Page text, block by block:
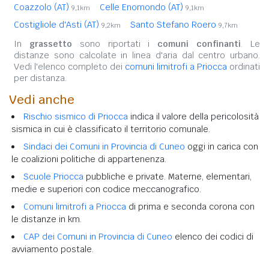
Coazzolo (AT) 9,1km Celle Enomondo (AT) 9,1km
Costigliole d'Asti (AT) 9,2km Santo Stefano Roero 9,7km
In grassetto sono riportati i comuni confinanti. Le
distanze sono calcolate in linea d'aria dal centro urbano.
Vedi l'elenco completo dei comuni limitrofi a Priocca ordinati
per distanza.
Vedi anche
Rischio sismico di Priocca indica il valore della pericolosità
sismica in cui è classificato il territorio comunale.
Sindaci dei Comuni in Provincia di Cuneo oggi in carica con
le coalizioni politiche di appartenenza.
Scuole Priocca pubbliche e private. Materne, elementari,
medie e superiori con codice meccanografico.
Comuni limitrofi a Priocca di prima e seconda corona con
le distanze in km.
CAP dei Comuni in Provincia di Cuneo elenco dei codici di
avviamento postale.